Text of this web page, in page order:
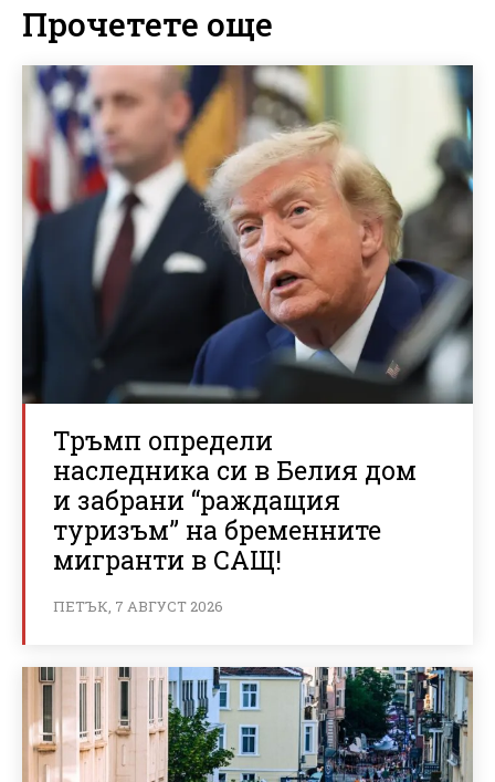
Прочетете още
Тръмп определи
наследника си в Белия дом
и забрани “раждащия
туризъм” на бременните
мигранти в САЩ!
ПЕТЪК, 7 АВГУСТ 2026